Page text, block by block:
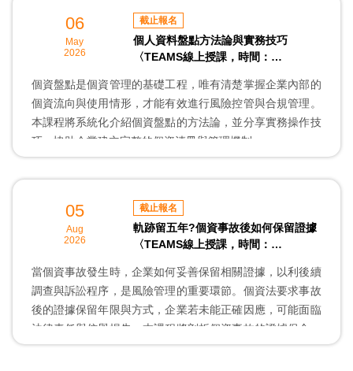
與實務上可行之做法。
06
May
2026
截止報名
個人資料盤點方法論與實務技巧
〈TEAMS線上授課，時間：
個資盤點是個資管理的基礎工程，唯有清楚掌握企業內部的
個資流向與使用情形，才能有效進行風險控管與合規管理。
本課程將系統化介紹個資盤點的方法論，並分享實務操作技
巧，協助企業建立完整的個資清冊與管理機制。
本講座特邀企聯資安顧問有限公司 施叔良顧問，以其豐富的
05
Aug
2026
截止報名
軌跡留五年?個資事故後如何保留證據
〈TEAMS線上授課，時間：
當個資事故發生時，企業如何妥善保留相關證據，以利後續
調查與訴訟程序，是風險管理的重要環節。個資法要求事故
後的證據保留年限與方式，企業若未能正確因應，可能面臨
法律責任與信譽損失。本課程將剖析個資事故的證據保全實
務，協助企業建立完善的應變機制。